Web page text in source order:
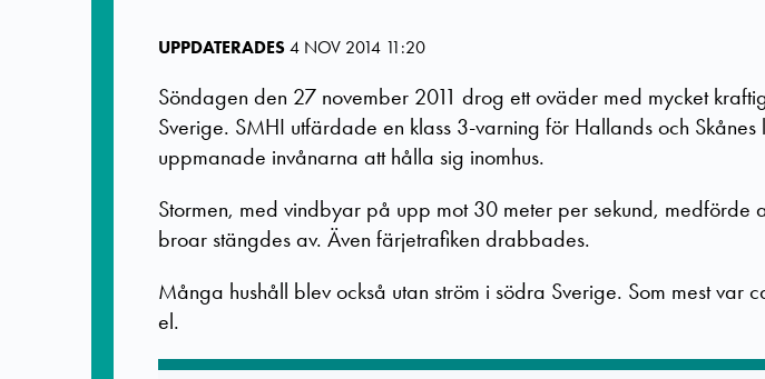
UPPDATERADES4 NOV 2014 11:20
Söndagen den 27 november 2011 drog ett oväder med mycket
Sverige. SMHI utfärdade en klass 3-varning för Hallands och Skånes
uppmanade invånarna att hålla sig inomhus.
Stormen, med vindbyar på upp mot 30 meter per sekund, medförde
broar stängdes av. Även färjetrafiken drabbades.
Många hushåll blev också utan ström i södra Sverige. Som mest var
el.